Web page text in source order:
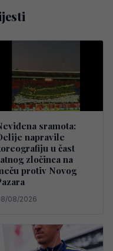
sramota:
napravile
u čast
zločinca na
protiv Novog
08/2026